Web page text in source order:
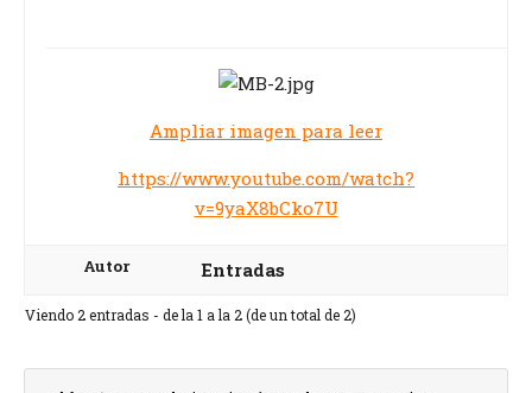
Ampliar imagen para leer
https://www.youtube.com/watch?
v=9yaX8bCko7U
Autor Entradas
Viendo 2 entradas - de la 1 a la 2 (de un total de 2)